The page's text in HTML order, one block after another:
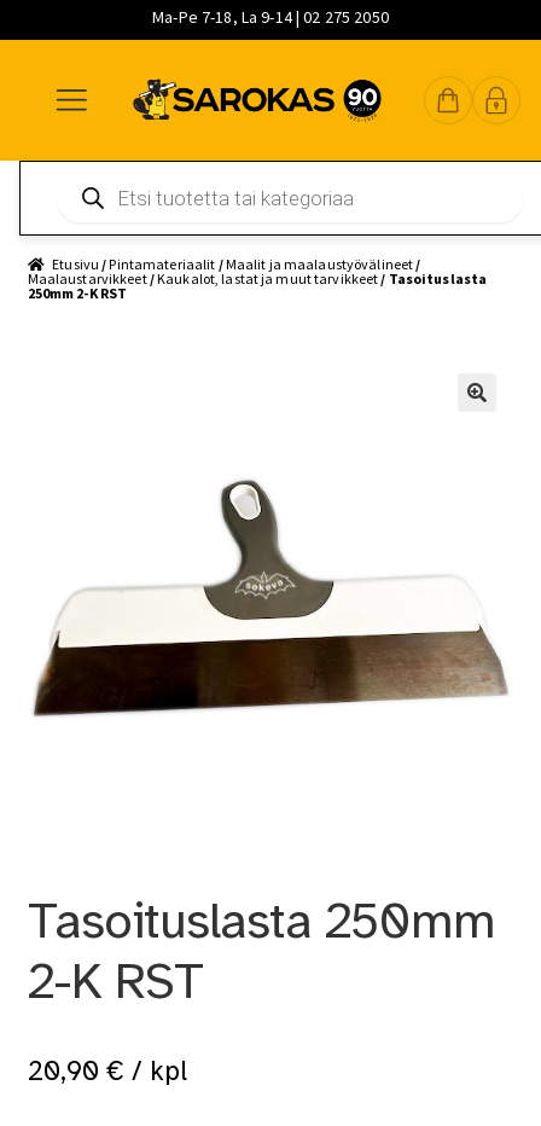
Ma-Pe 7-18, La 9-14 | 02 275 2050
navigointiin
sisältöön
pääsisältöön
search
Etusivu /Pintamateriaalit /Maalit ja maalaustyövälineet /
Maalaustarvikkeet/Kaukalot, lastat ja muut tarvikkeet / Tasoituslasta
250mm 2-K RST
Tasoituslasta 250mm
2-K RST
20,90 € / kpl